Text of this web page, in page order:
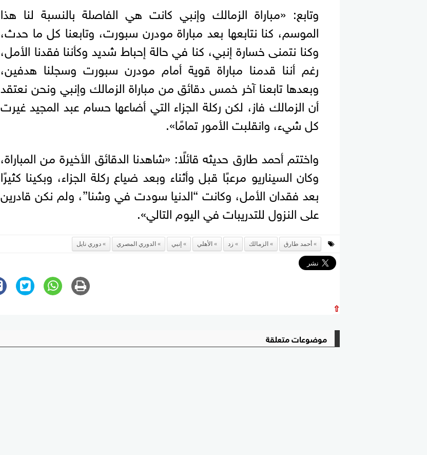
وتابع: «مباراة الزمالك وإنبي كانت هي الفاصلة بالنسبة لنا هذا
الموسم، كنا نتابعها بعد مباراة مودرن سبورت، وتابعنا كل ما حدث،
وكنا نتمنى خسارة إنبي، كنا في حالة إحباط شديد وكأننا فقدنا الأمل،
رغم أننا قدمنا مباراة قوية أمام مودرن سبورت وسجلنا هدفين،
وبعدها تابعنا آخر خمس دقائق من مباراة الزمالك وإنبي ونحن نعتقد
أن الزمالك فاز، لكن ركلة الجزاء التي أضاعها حسام عبد المجيد غيرت
كل شيء، وانقلبت الأمور تمامًا».
واختتم أحمد طارق حديثه قائلًا: «شاهدنا الدقائق الأخيرة من المباراة،
وكان السيناريو مرعبًا قبل وأثناء وبعد ضياع ركلة الجزاء، وبكينا كثيرًا
بعد فقدان الأمل، وكانت “الدنيا سودت في وشنا”، ولم نكن قادرين
على النزول للتدريبات في اليوم التالي».
أحمد طارق الزمالك زد الأهلي إنبي الدوري المصري دوري نايل
⇧
موضوعات متعلقة